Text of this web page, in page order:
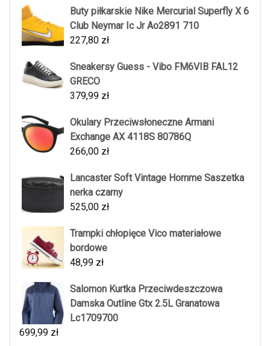
Buty piłkarskie Nike Mercurial Superfly X 6
Club Neymar Ic Jr Ao2891 710
227,80 zł
Sneakersy Guess - Vibo FM6VIB FAL12
GRECO
379,99 zł
Okulary Przeciwsłoneczne Armani
Exchange AX 4118S 80786Q
266,00 zł
Lancaster Soft Vintage Homme Saszetka
nerka czarny
525,00 zł
Trampki chłopięce Vico materiałowe
bordowe
48,99 zł
Salomon Kurtka Przeciwdeszczowa
Damska Outline Gtx 2.5L Granatowa
Lc1709700
699,99 zł